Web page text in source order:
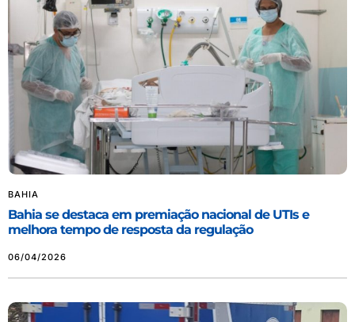
BAHIA
Bahia se destaca em premiação nacional de UTIs e
melhora tempo de resposta da regulação
06/04/2026